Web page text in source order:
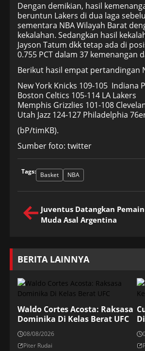
Dengan demikian, hasil
beruntun Lakers di dua laga
sementara NBA Wilayah Barat
kekalahan. Sedangkan hasil
Jayson Tatum dkk tetap ada di
0.755 PCT dalam 37 kemenangan
Berikut hasil empat pertandingan
New York Knicks 109-105 Indiana
Boston Celtics 105-114 LA Lakers
Memphis Grizzlies 101-108
Utah Jazz 124-127 Philadelphia
(bP/timKB).
Sumber foto: twitter
Tags: Basket NBA
Juventus Datangkan Pemain
Muda Asal Argentina
BERITA LAINNYA
Waldo Cortes Acosta: Raksasa
Dominika Di Kelas Berat UFC
08/08/2026
Piter Rudai